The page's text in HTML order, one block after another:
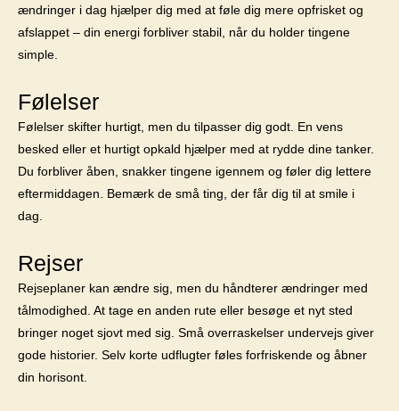
ændringer i dag hjælper dig med at føle dig mere opfrisket og
afslappet – din energi forbliver stabil, når du holder tingene
simple.
Følelser
Følelser skifter hurtigt, men du tilpasser dig godt. En vens
besked eller et hurtigt opkald hjælper med at rydde dine tanker.
Du forbliver åben, snakker tingene igennem og føler dig lettere
eftermiddagen. Bemærk de små ting, der får dig til at smile i
dag.
Rejser
Rejseplaner kan ændre sig, men du håndterer ændringer med
tålmodighed. At tage en anden rute eller besøge et nyt sted
bringer noget sjovt med sig. Små overraskelser undervejs giver
gode historier. Selv korte udflugter føles forfriskende og åbner
din horisont.